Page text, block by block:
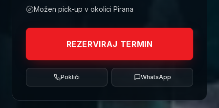
Možen pick-up v okolici Pirana
REZERVIRAJ TERMIN
Pokliči WhatsApp